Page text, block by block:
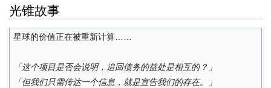
光锥故事
星球的价值正在被重新计算……
「这个项目是否会说明，追回债务的益处是相互的？」
「但我们只需传达一个信息，就是宣告我们的存在。」